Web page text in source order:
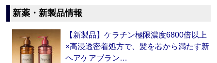
新薬・新製品情報
【新製品】ケラチン極限濃度6800倍以上
×高浸透密着処方で、髪を芯から満たす新
ヘアケアブラン…